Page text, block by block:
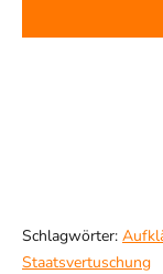
Schlagwörter:
Staatsvertuschung